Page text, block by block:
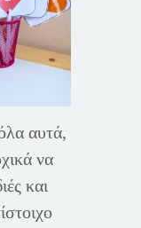
αυτά,
να
και